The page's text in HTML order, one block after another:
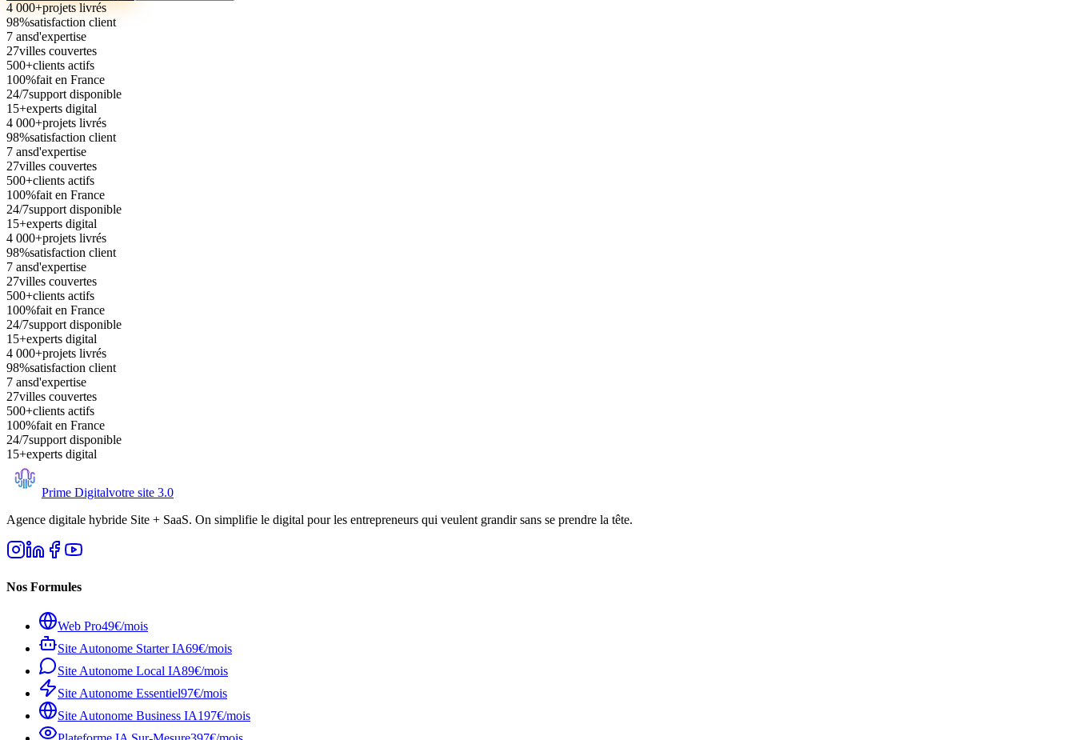
4 000+projets livrés
98%satisfaction client
7 ansd'expertise
27villes couvertes
500+clients actifs
100%fait en France
24/7support disponible
15+experts digital
4 000+projets livrés
98%satisfaction client
7 ansd'expertise
27villes couvertes
500+clients actifs
100%fait en France
24/7support disponible
15+experts digital
4 000+projets livrés
98%satisfaction client
7 ansd'expertise
27villes couvertes
500+clients actifs
100%fait en France
24/7support disponible
15+experts digital
4 000+projets livrés
98%satisfaction client
7 ansd'expertise
27villes couvertes
500+clients actifs
100%fait en France
24/7support disponible
15+experts digital
Prime Digitalvotre site 3.0
Agence digitale hybride Site + SaaS. On simplifie le digital pour les entrepreneurs qui veulent grandir sans se prendre la tête.
Nos Formules
Web Pro49€/mois
Site Autonome Starter IA69€/mois
Site Autonome Local IA89€/mois
Site Autonome Essentiel97€/mois
Site Autonome Business IA197€/mois